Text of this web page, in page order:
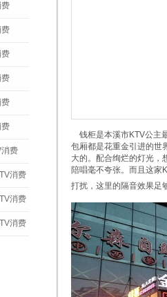
钱柜是本溪市KTV公主
包厢都是花重金引进的世
大的。配合绚烂的灯光，
陪唱毫不夸张。而且这家
打扰，这里的隔音效果足
费
消费
消费
消费